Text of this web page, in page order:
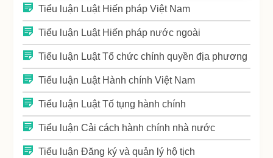
Tiểu luận Luật Hiến pháp Việt Nam
Tiểu luận Luật Hiến pháp nước ngoài
Tiểu luận Luật Tổ chức chính quyền địa phương
Tiểu luận Luật Hành chính Việt Nam
Tiểu luận Luật Tố tụng hành chính
Tiểu luận Cải cách hành chính nhà nước
Tiểu luận Đăng ký và quản lý hộ tịch